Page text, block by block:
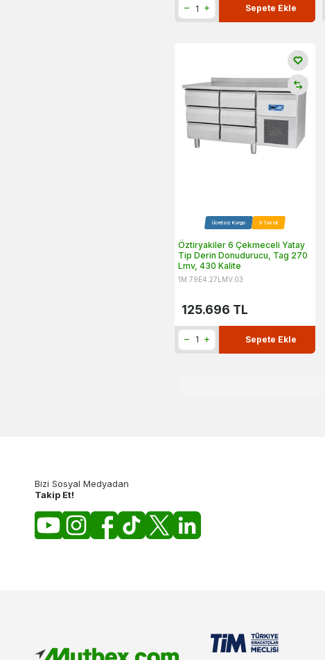
Sepete Ekle
Ücretsiz Kargo 9 Taksit
Öztiryakiler 6 Çekmeceli Yatay
Tip Derin Donudurucu, Tag 270
Lmv, 430 Kalite
1M.79E4.27LMV.03
125.696 TL
Sepete Ekle
Bizi Sosyal Medyadan
Takip Et!